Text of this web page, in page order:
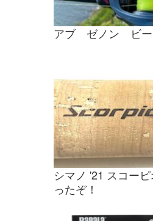
アブ ゼノン ビー
シマノ '21 スコー
ったぞ！